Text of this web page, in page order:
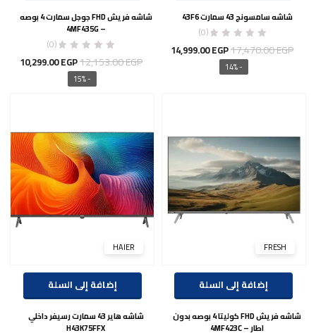
شاشه سامسونج 43 سمارت 43F6
(0)
17,470.00EGP
السعر
الأصلي
14,999.00EGP
السعر
- 14%
شاشه فريش FHD جوجل سمارت 4 بوصه
– 4MF435G
(0)
12,153.00EGP
السعر
الأصلي
10,299.00EGP
- 15%
FRESH
إضافة إلى السلة
شاشه فريش FHD كوليتا 4 بوصه بدون
اطار – 4MF423C
HAIER
إضافة إلى السلة
شاشه هاير 43 سمارت رسيفر داخلي
H43K75FFX